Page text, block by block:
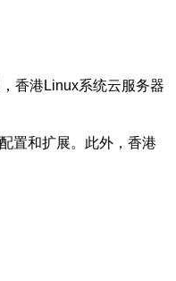
香港Linux系统云服务器
置和扩展。此外，香港